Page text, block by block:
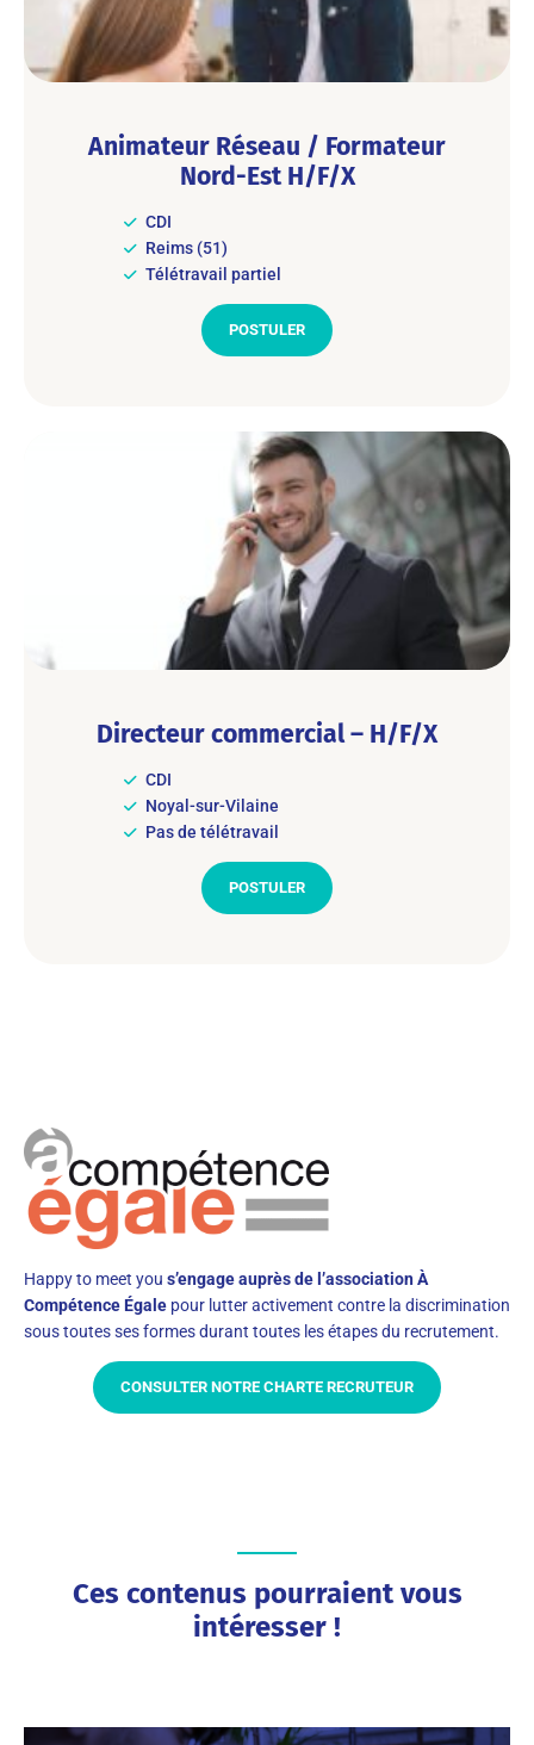
Animateur Réseau / Formateur
Nord-Est H/F/X
CDI
Reims (51)
Télétravail partiel
POSTULER
Directeur commercial – H/F/X
CDI
Noyal-sur-Vilaine
Pas de télétravail
POSTULER
Happy to meet you s’engage auprès de l’association À
Compétence Égale pour lutter activement contre la discrimination
sous toutes ses formes durant toutes les étapes du recrutement.
CONSULTER NOTRE CHARTE RECRUTEUR
Ces contenus pourraient vous
intéresser !